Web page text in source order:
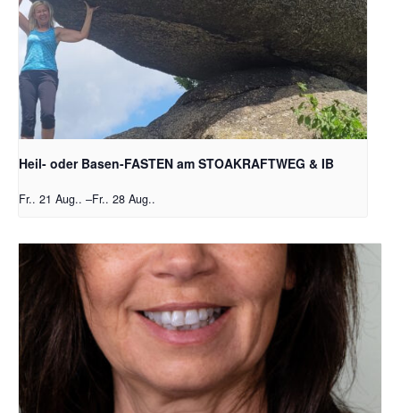
Heil- oder Basen-FASTEN am STOAKRAFTWEG & IB
Fr.. 21 Aug.. –Fr.. 28 Aug..